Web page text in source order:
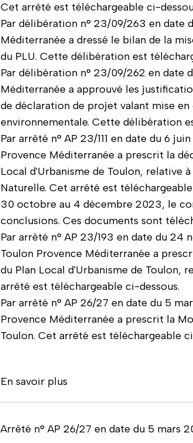
Cet arrêté est téléchargeable ci-
Par délibération n° 23/09/263 en date
Méditerranée a dressé le bilan de la
du PLU. Cette délibération est
Par délibération n° 23/09/262 en date
Méditerranée a approuvé les
de déclaration de projet valant mise
environnementale. Cette délibération
Par arrêté n° AP 23/111 en date du 6
Provence Méditerranée a prescrit la
Local d'Urbanisme de Toulon, relative
Naturelle. Cet arrêté est
30 octobre au 4 décembre 2023, le
conclusions. Ces documents sont
Par arrêté n° AP 23/193 en date du
Toulon Provence Méditerranée a
du Plan Local d'Urbanisme de Toulon,
arrêté est téléchargeable ci-dessous.
Par arrêté n° AP 26/27 en date du 5
Provence Méditerranée a prescrit la
Toulon. Cet arrêté est téléchargeable
En savoir plus
Arrêté n° AP 26/27 en date du 5 mars